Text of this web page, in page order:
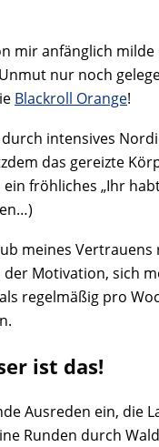
mir anfänglich
nur noch
Blackroll Orange!
intensives
das gereizte
fröhliches „Ihr
meines
Motivation, sich
regelmäßig pro
ist das!
Ausreden ein,
Runden durch